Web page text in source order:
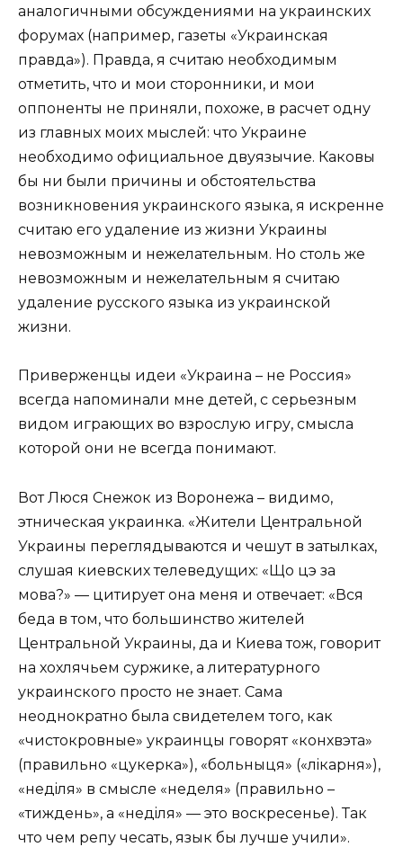
аналогичными обсуждениями на украинских
форумах (например, газеты «Украинская
правда»). Правда, я считаю необходимым
отметить, что и мои сторонники, и мои
оппоненты не приняли, похоже, в расчет одну
из главных моих мыслей: что Украине
необходимо официальное двуязычие. Каковы
бы ни были причины и обстоятельства
возникновения украинского языка, я искренне
считаю его удаление из жизни Украины
невозможным и нежелательным. Но столь же
невозможным и нежелательным я считаю
удаление русского языка из украинской
жизни.
Приверженцы идеи «Украина – не Россия»
всегда напоминали мне детей, с серьезным
видом играющих во взрослую игру, смысла
которой они не всегда понимают.
Вот Люся Снежок из Воронежа – видимо,
этническая украинка. «Жители Центральной
Украины переглядываются и чешут в затылках,
слушая киевских телеведущих: «Що цэ за
мова?» — цитирует она меня и отвечает: «Вся
беда в том, что большинство жителей
Центральной Украины, да и Киева тож, говорит
на хохлячьем суржике, а литературного
украинского просто не знает. Сама
неоднократно была свидетелем того, как
«чистокровные» украинцы говорят «конхвэта»
(правильно «цукерка»), «больныця» («лiкарня»),
«недiля» в смысле «неделя» (правильно –
«тиждень», а «недiля» — это воскресенье). Так
что чем репу чесать, язык бы лучше учили».